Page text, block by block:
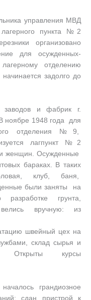
управления МВД
пункта №2
организовано
для осужденных-
отделению
задолго до
заводов и фабрик г.
ноябре 1948 года для
отделения №9,
лагпункт №2
и женщин. Осужденные
бараках. В таких
клуб, баня,
были заняты на
грунта,
вручную: из
швейный цех на
склад сырья и
Открыты курсы
грандиозное
сдан пристрой к